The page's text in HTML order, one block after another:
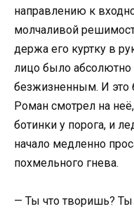
направлению к
молчаливой
держа его куртку в
лицо было
безжизненным. И это
Роман смотрел на
ботинки у порога, и
начало медленно
похмельного гнева.
— Ты что творишь?